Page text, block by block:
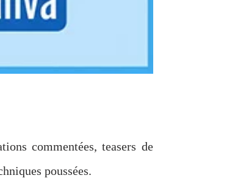
commentées, teasers de
poussées.